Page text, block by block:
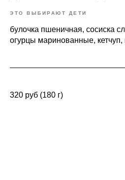
ЭТО ВЫБИРАЮТ ДЕТИ
булочка пшеничная, сосиска
огурцы маринованные, кетчуп,
320 руб (180 г)